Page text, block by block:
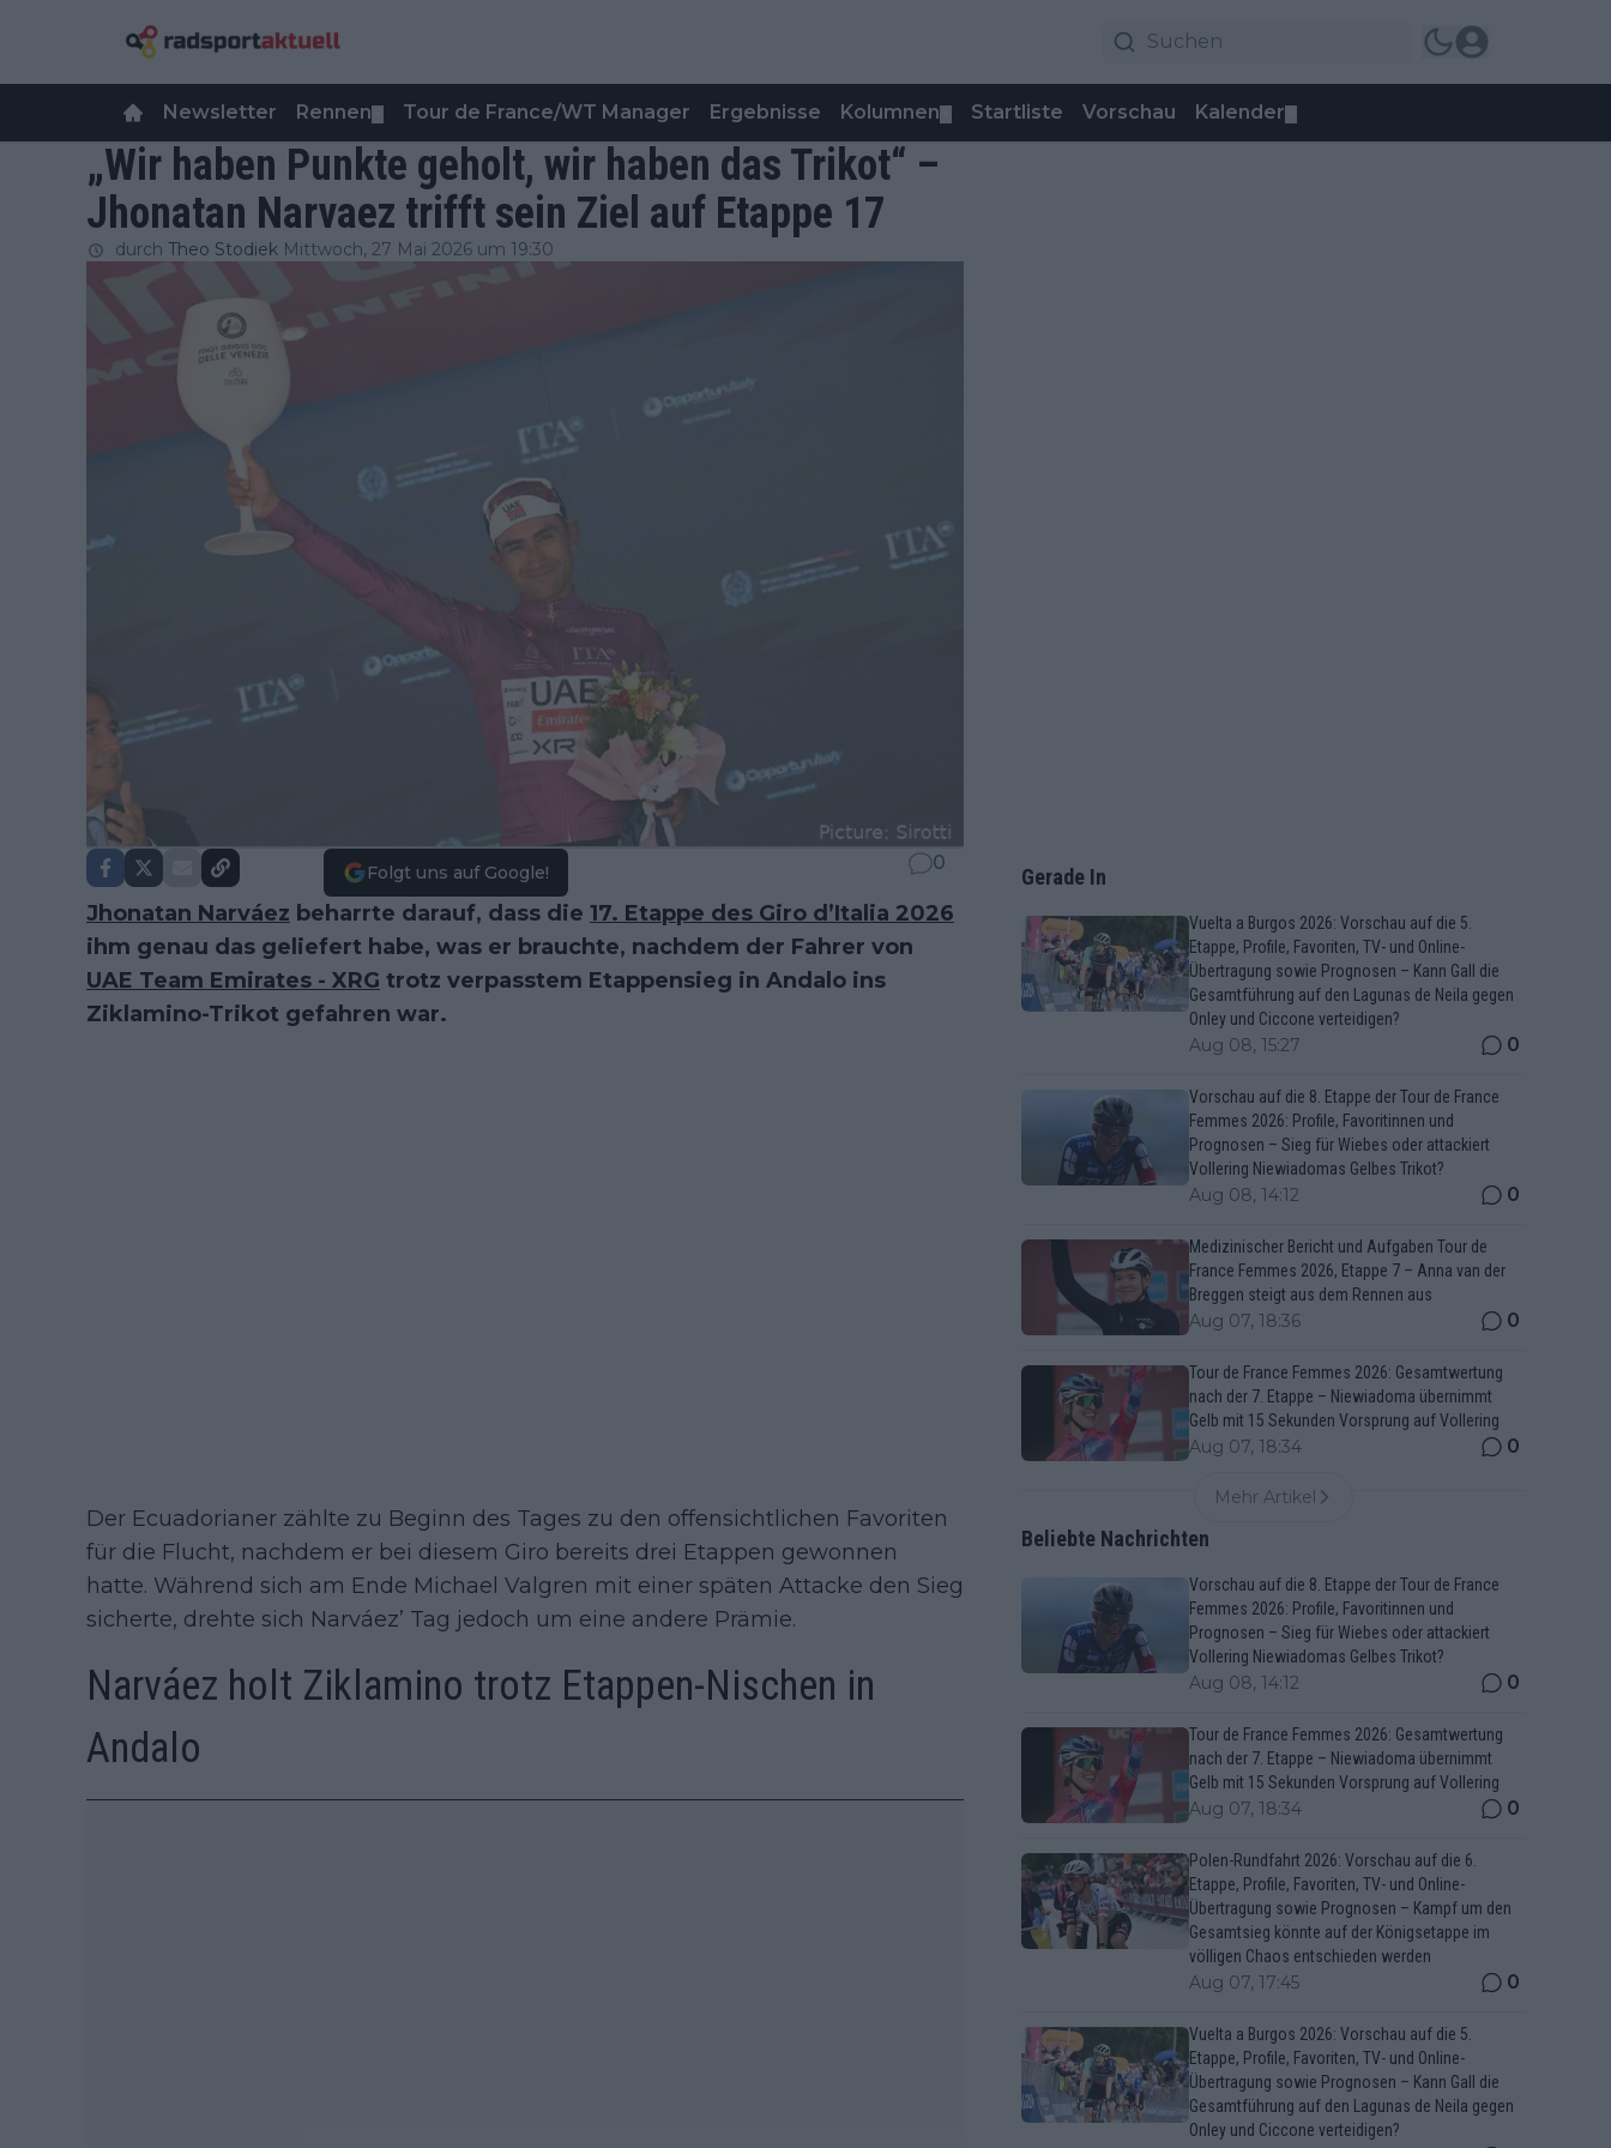
Newsletter Rennen Tour de France/WT Manager Ergebnisse Kolumnen Startliste Vorschau Kalender
„Wir haben Punkte geholt, wir haben das Trikot“ –
Jhonatan Narvaez trifft sein Ziel auf Etappe 17
durch Theo Stodiek Mittwoch, 27 Mai 2026 um 19:30
Folgt uns auf Google! 0
Jhonatan Narváez beharrte darauf, dass die 17. Etappe des Giro d’Italia 2026
ihm genau das geliefert habe, was er brauchte, nachdem der Fahrer von
UAE Team Emirates - XRG trotz verpasstem Etappensieg in Andalo ins
Ziklamino-Trikot gefahren war.
Der Ecuadorianer zählte zu Beginn des Tages zu den offensichtlichen Favoriten
für die Flucht, nachdem er bei diesem Giro bereits drei Etappen gewonnen
hatte. Während sich am Ende Michael Valgren mit einer späten Attacke den Sieg
sicherte, drehte sich Narváez’ Tag jedoch um eine andere Prämie.
Narváez holt Ziklamino trotz Etappen-Nischen in
Andalo
Gerade In
Vuelta a Burgos 2026: Vorschau auf die 5.
Etappe, Profile, Favoriten, TV- und Online-
Übertragung sowie Prognosen – Kann Gall die
Gesamtführung auf den Lagunas de Neila gegen
Onley und Ciccone verteidigen?
Aug 08, 15:27 0
Vorschau auf die 8. Etappe der Tour de France
Femmes 2026: Profile, Favoritinnen und
Prognosen – Sieg für Wiebes oder attackiert
Vollering Niewiadomas Gelbes Trikot?
Aug 08, 14:12 0
Medizinischer Bericht und Aufgaben Tour de
France Femmes 2026, Etappe 7 – Anna van der
Breggen steigt aus dem Rennen aus
Aug 07, 18:36 0
Tour de France Femmes 2026: Gesamtwertung
nach der 7. Etappe – Niewiadoma übernimmt
Gelb mit 15 Sekunden Vorsprung auf Vollering
Aug 07, 18:34 0
Mehr Artikel
Beliebte Nachrichten
Vorschau auf die 8. Etappe der Tour de France
Femmes 2026: Profile, Favoritinnen und
Prognosen – Sieg für Wiebes oder attackiert
Vollering Niewiadomas Gelbes Trikot?
Aug 08, 14:12 0
Tour de France Femmes 2026: Gesamtwertung
nach der 7. Etappe – Niewiadoma übernimmt
Gelb mit 15 Sekunden Vorsprung auf Vollering
Aug 07, 18:34 0
Polen-Rundfahrt 2026: Vorschau auf die 6.
Etappe, Profile, Favoriten, TV- und Online-
Übertragung sowie Prognosen – Kampf um den
Gesamtsieg könnte auf der Königsetappe im
völligen Chaos entschieden werden
Aug 07, 17:45 0
Vuelta a Burgos 2026: Vorschau auf die 5.
Etappe, Profile, Favoriten, TV- und Online-
Übertragung sowie Prognosen – Kann Gall die
Gesamtführung auf den Lagunas de Neila gegen
Onley und Ciccone verteidigen?